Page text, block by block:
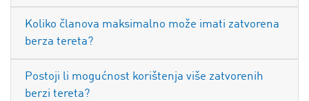
Koliko članova maksimalno može imati zatvorena
berza tereta?
Postoji li mogućnost korištenja više zatvorenih
berzi tereta?